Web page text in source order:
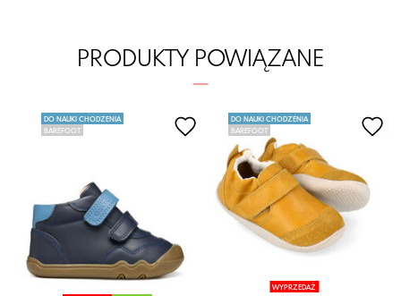
PRODUKTY POWIĄZANE
DO NAUKI CHODZENIA
BAREFOOT
DO NAUKI CHODZENIA
BAREFOOT
WYPRZEDAŻ